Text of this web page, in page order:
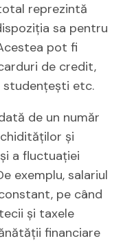
reprezintă
sa pentru
pot fi
de credit,
etc.
de un număr
și
a fluctuației
exemplu, salariul
pe când
și taxele
financiare